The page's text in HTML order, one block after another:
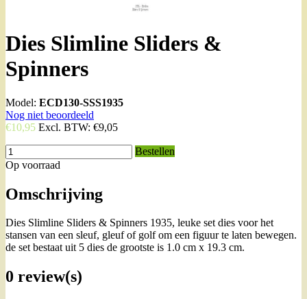
Dies Slimline Sliders &
Spinners
Model: ECD130-SSS1935
Nog niet beoordeeld
€10,95 Excl. BTW: €9,05
Bestellen
Op voorraad
Omschrijving
Dies Slimline Sliders & Spinners 1935, leuke set dies voor het
stansen van een sleuf, gleuf of golf om een figuur te laten bewegen.
de set bestaat uit 5 dies de grootste is 1.0 cm x 19.3 cm.
0 review(s)